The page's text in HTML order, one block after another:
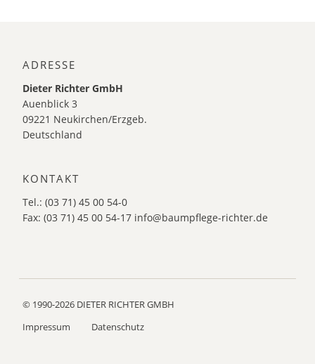
ADRESSE
Dieter Richter GmbH
Auenblick 3
09221 Neukirchen/Erzgeb.
Deutschland
KONTAKT
Tel.: (03 71) 45 00 54-0
Fax: (03 71) 45 00 54-17 info@baumpflege-richter.de
© 1990-2026 DIETER RICHTER GMBH
Impressum
Datenschutz